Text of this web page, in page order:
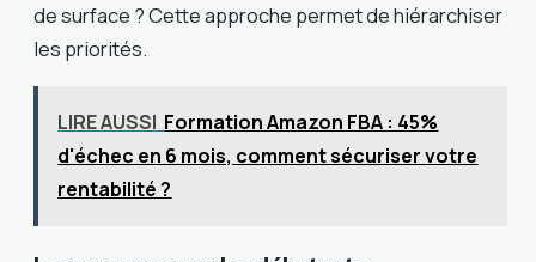
de surface ? Cette approche permet de hiérarchiser
les priorités.
LIRE AUSSI Formation Amazon FBA : 45%
d'échec en 6 mois, comment sécuriser votre
rentabilité ?